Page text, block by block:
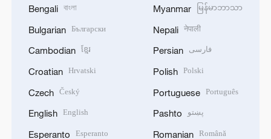
Bengali বাংলা
Bulgarian Български
Cambodian ខ្មែរ
Croatian Hrvatski
Czech Český
English English
Esperanto Esperanto
Myanmar မြန်မာဘာသာ
Nepali नेपाली
Persian فارسی
Polish Polski
Portuguese Português
Pashto پښتو
Romanian Română